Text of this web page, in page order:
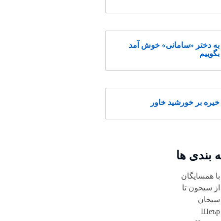
به دختر «سامانی» خوش آمد
بگوییم
خیره بر خورشید خاور
بندی ها
با همسایگان
از سیحون تا
سیحان
Шеър